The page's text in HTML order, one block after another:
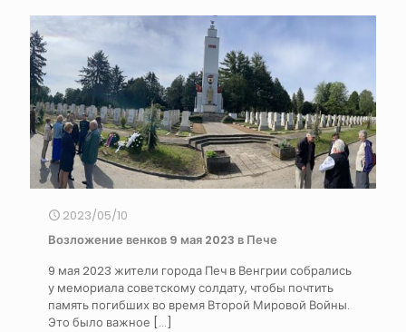
2023/05/10
Возложение венков 9 мая 2023 в Пече
9 мая 2023 жители города Печ в Венгрии собрались
у мемориала советскому солдату, чтобы почтить
память погибших во время Второй Мировой Войны.
Это было важное […]